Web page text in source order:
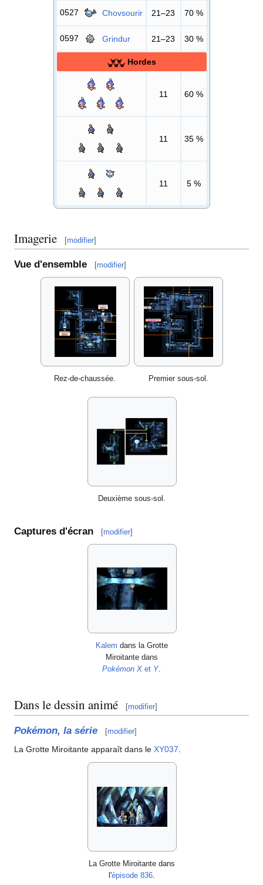
0527 Chovsourir 21–23 70 %
0597 Grindur 21–23 30 %
Hordes
11 60 %
11 35 %
11 5 %
Imagerie [modifier]
Vue d'ensemble [modifier]
Rez-de-chaussée. Premier sous-sol.
Deuxième sous-sol.
Captures d'écran [modifier]
Kalem dans la Grotte
Miroitante dans
Pokémon X et Y.
Dans le dessin animé [modifier]
Pokémon, la série [modifier]
La Grotte Miroitante apparaît dans le XY037.
La Grotte Miroitante dans
l'épisode 836.